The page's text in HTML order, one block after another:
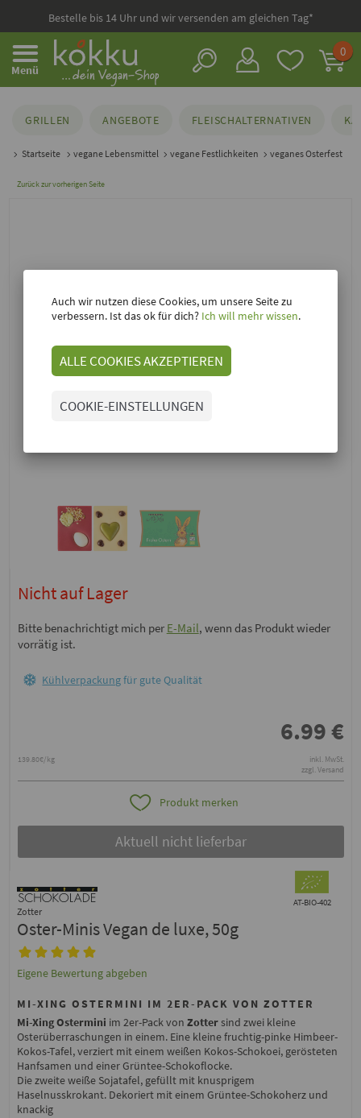
Bestelle bis 14 Uhr und wir versenden am gleichen Tag*
Menü
0
GRILLEN ANGEBOTE FLEISCHALTERNATIVEN
Startseite vegane Lebensmittel vegane Festlichkeiten veganes Osterfest
Zurück zur vorherigen Seite
Nicht auf Lager
Bitte benachrichtigt mich per E-Mail, wenn das Produkt wieder
vorrätig ist.
Kühlverpackungfür gute Qualität
6.99€
139.80€/kg
inkl. MwSt.
zzgl. Versand
Produkt merken
Aktuell nicht lieferbar
AT-BIO-402
Zotter
Oster-Minis Vegan de luxe, 50g
Eigene Bewertung abgeben
MI-XING OSTERMINI IM 2ER-PACK VON ZOTTER
Mi-Xing Ostermini im 2er-Pack von Zottersind zwei kleine
Osterüberraschungen in einem. Eine kleine fruchtig-pinke Himbeer-
Kokos-Tafel, verziert mit einem weißen Kokos-Schokoei, gerösteten
Hanfsamen und einer Grüntee-Schokoflocke.
Die zweite weiße Sojatafel, gefüllt mit knusprigem
Haselnusskrokant. Dekoriert mit einem Grüntee-Schokoherz und
knackig
Auch wir nutzen diese Cookies, um unsere Seite zu
verbessern. Ist das ok für dich? Ich will mehr wissen.
ALLE COOKIES AKZEPTIEREN
COOKIE-EINSTELLUNGEN